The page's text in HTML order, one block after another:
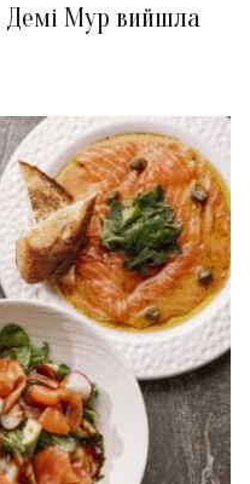
Демі Мур вийшла